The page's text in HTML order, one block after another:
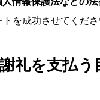
を成功させてくださ
礼を支払う